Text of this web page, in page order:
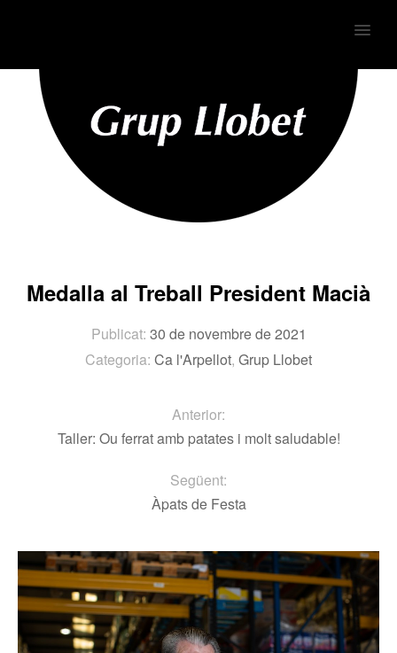
MENU
Medalla al Treball President Macià
Publicat: 30 de novembre de 2021
Categoria: Ca l'Arpellot, Grup Llobet
Anterior:
Taller: Ou ferrat amb patates i molt saludable!
Següent:
Àpats de Festa